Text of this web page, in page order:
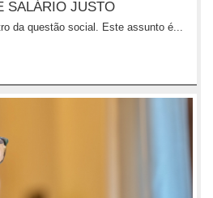
SALÁRIO JUSTO
da questão social. Este assunto é...